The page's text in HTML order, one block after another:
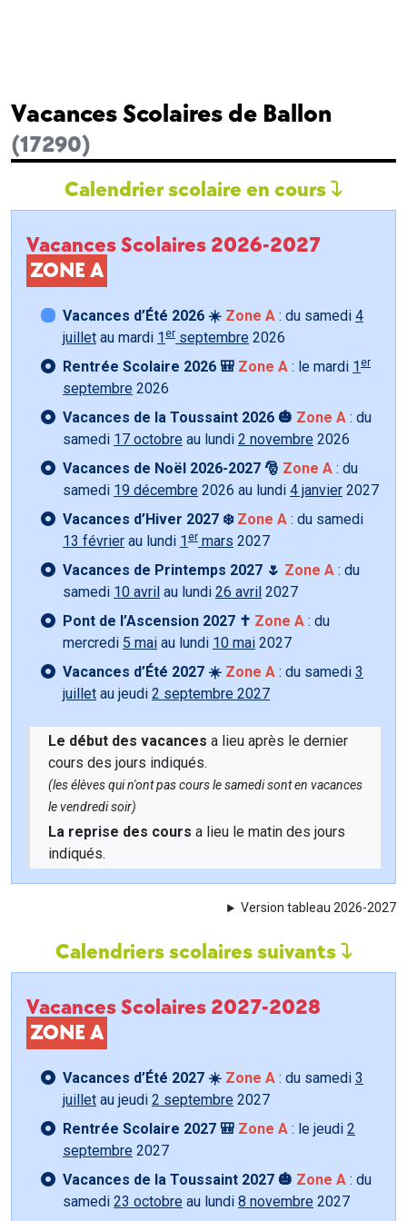
Vacances Scolaires de Ballon
(17290)
Calendrier scolaire en cours
Vacances Scolaires 2026-2027
ZONE A
Vacances d’Été 2026 ☀️ Zone A : du samedi 4
juillet au mardi 1 er septembre 2026
Rentrée Scolaire 2026 🎒 Zone A : le mardi 1 er
septembre 2026
Vacances de la Toussaint 2026 🎃 Zone A : du
samedi 17 octobre au lundi 2 novembre 2026
Vacances de Noël 2026-2027 🎅 Zone A : du
samedi 19 décembre 2026 au lundi 4 janvier 2027
Vacances d’Hiver 2027 ❄️ Zone A : du samedi
13 février au lundi 1 er mars 2027
Vacances de Printemps 2027 🌷 Zone A : du
samedi 10 avril au lundi 26 avril 2027
Pont de l’Ascension 2027 ✝️ Zone A : du
mercredi 5 mai au lundi 10 mai 2027
Vacances d’Été 2027 ☀️ Zone A : du samedi 3
juillet au jeudi 2 septembre 2027
Le début des vacances a lieu après le dernier
cours des jours indiqués.
(les élèves qui n'ont pas cours le samedi sont en vacances
le vendredi soir)
La reprise des cours a lieu le matin des jours
indiqués.
Version tableau 2026-2027
Calendriers scolaires suivants
Vacances Scolaires 2027-2028
ZONE A
Vacances d’Été 2027 ☀️ Zone A : du samedi 3
juillet au jeudi 2 septembre 2027
Rentrée Scolaire 2027 🎒 Zone A : le jeudi 2
septembre 2027
Vacances de la Toussaint 2027 🎃 Zone A : du
samedi 23 octobre au lundi 8 novembre 2027